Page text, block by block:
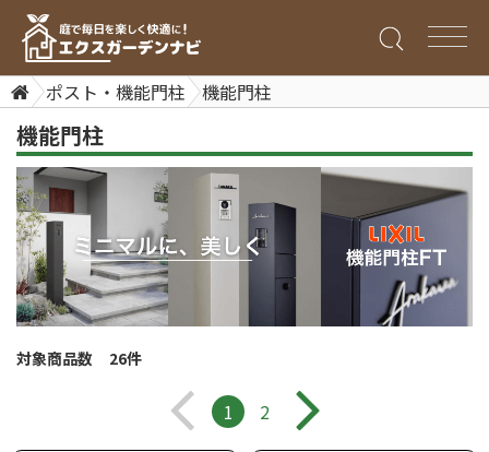
ポスト・機能門柱 機能門柱
機能門柱
対象商品数 26件
1 2